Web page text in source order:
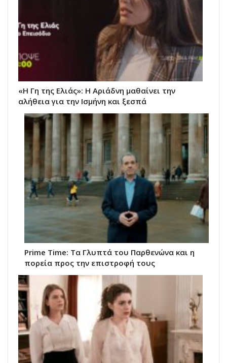
«Η Γη της Ελιάς»: Η Αριάδνη μαθαίνει την
αλήθεια για την Ισμήνη και ξεσπά
Prime Time: Τα Γλυπτά του Παρθενώνα και η
πορεία προς την επιστροφή τους